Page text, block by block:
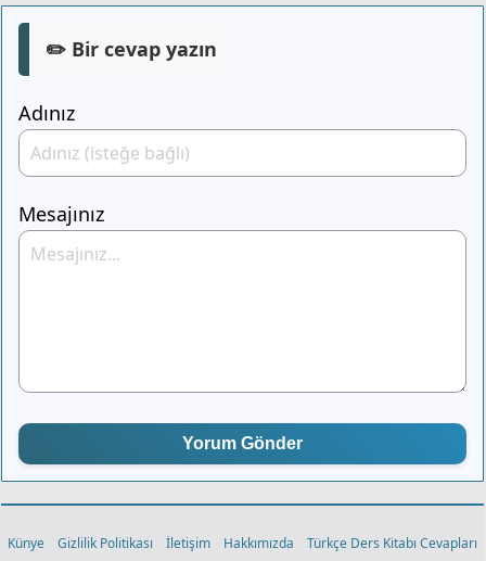
✏️ Bir cevap yazın
Adınız
Mesajınız
Yorum Gönder
Künye Gizlilik Politikası İletişim Hakkımızda Türkçe Ders Kitabı Cevapları